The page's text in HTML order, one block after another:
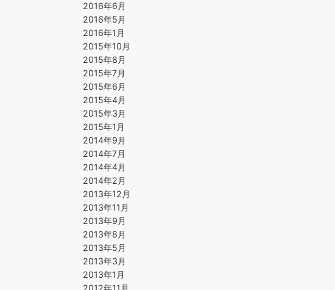
2016年6月
2016年5月
2016年1月
2015年10月
2015年8月
2015年7月
2015年6月
2015年4月
2015年3月
2015年1月
2014年9月
2014年7月
2014年4月
2014年2月
2013年12月
2013年11月
2013年9月
2013年8月
2013年5月
2013年3月
2013年1月
2012年11月